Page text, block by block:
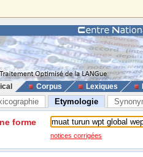
Corpus Lexiques
Etymologie
forme
notices corrigées